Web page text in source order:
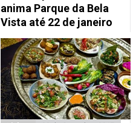
anima Parque da Bela
Vista até 22 de janeiro